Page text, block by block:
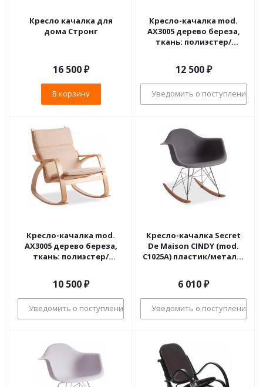
Кресло качалка для
дома Стронг
16 500₽
В корзину
Кресло-качалка mod.
AX3005 дерево береза,
ткань: полиэстер/
дерево: натуральный #1/
ткань светло-серая 2
12 500₽
Уведомить о поступлении
Кресло-качалка mod.
AX3005 дерево береза,
ткань: полиэстер/
дерево: натуральный #1/
ткань бежевая 1501-4
10 500₽
Уведомить о поступлении
Кресло-качалка Secret
De Maison CINDY (mod.
C1025A) пластик/металл/
серый 024 /натуральный
(поставляется по 4 шт)
6 010₽
Уведомить о поступлении